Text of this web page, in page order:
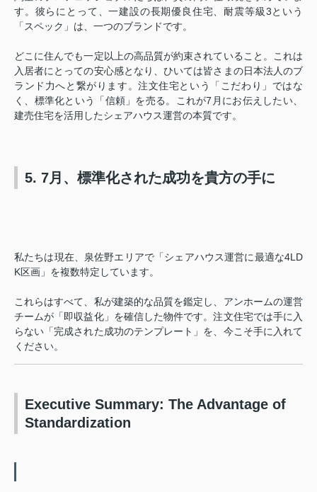
す。彼らにとって、一建設の長期優良住宅、耐震等級3という
「スペック」は、一つのブランドです。
どこに住んでも一定以上の高品質が約束されていること。これは
入居者にとっての安心感となり、ひいては皆さまの日本法人のブ
ランド力へと繋がります。注文住宅という「こだわり」ではな
く、標準化という「信頼」を売る。これが7月にお伝えしたい、
建売住宅を活用したシェアハウス運営の本質です。
5. 7月、標準化された成功を貴方の手に
私たちは現在、泉佐野エリアで「シェアハウス運営に最適な4LD
K区画」を複数特定しています。
これらはすべて、私が建築的な品質を鑑定し、アンホームの運営
チームが「即収益化」を確信した物件です。注文住宅では手に入
らない「完成された成功のテンプレート」を、今こそ手に入れて
ください。
Executive Summary: The Advantage of
Standardization